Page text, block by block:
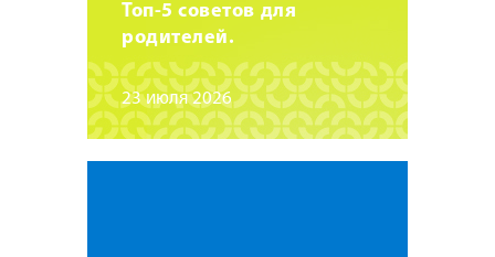
Топ-5 советов для
родителей.
23 июля 2026